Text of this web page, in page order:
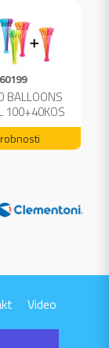
BALLOONS
100+40KOS
04199
Video